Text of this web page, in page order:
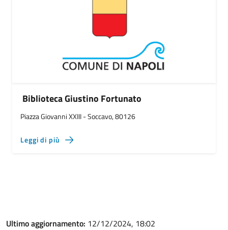
Biblioteca Giustino Fortunato
Piazza Giovanni XXIII - Soccavo, 80126
Leggi di più
Ultimo aggiornamento: 12/12/2024, 18:02